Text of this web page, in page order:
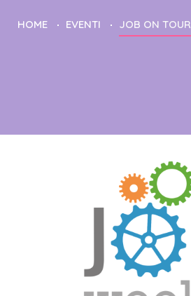
HOME EVENTI JOB ON TOUR